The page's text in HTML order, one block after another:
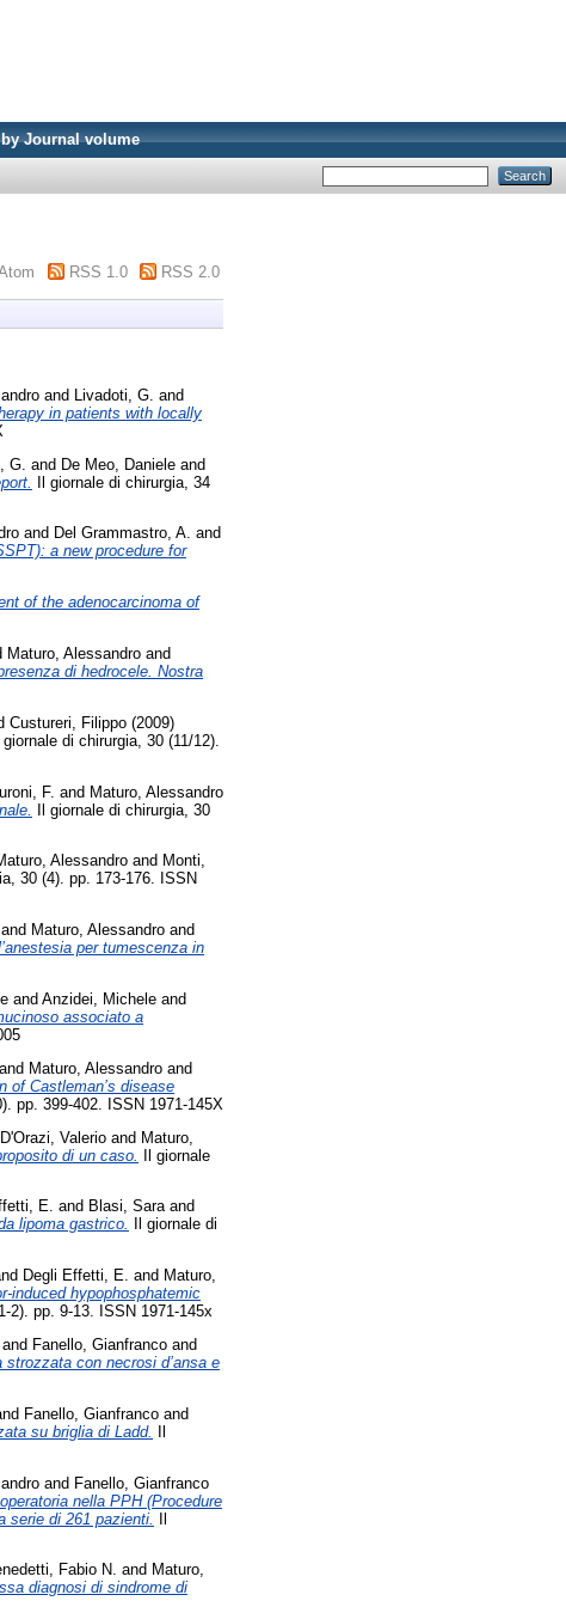
Journal volume
RSS 1.0 RSS 2.0
and Livadoti, G. and
in patients with locally
G. and De Meo, Daniele and
Il giornale di chirurgia, 34
and Del Grammastro, A. and
a new procedure for
of the adenocarcinoma of
Maturo, Alessandro and
di hedrocele. Nostra
Custureri, Filippo (2009)
giornale di chirurgia, 30 (11/12).
F. and Maturo, Alessandro
Il giornale di chirurgia, 30
Alessandro and Monti,
30 (4). pp. 173-176. ISSN
Maturo, Alessandro and
per tumescenza in
and Anzidei, Michele and
associato a
and Maturo, Alessandro and
of Castleman’s disease
pp. 399-402. ISSN 1971-145X
D'Orazi, Valerio and Maturo,
di un caso. Il giornale
E. and Blasi, Saraand
lipoma gastrico.
Il giornale di
Degli Effetti, E. and Maturo,
induced hypophosphatemic
2). pp. 9-13. ISSN 1971-145x
and Fanello, Gianfranco and
con necrosi d’ansa e
Fanello, Gianfranco and
su briglia di Ladd.
and Fanello, Gianfranco
nella PPH (Procedure
serie di 261 pazienti. Il
Fabio N. and Maturo,
diagnosi di sindrome di